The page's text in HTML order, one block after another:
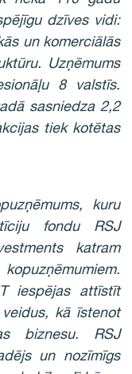
dzīves vidi:
un komerciālās
Uzņēmums
8 valstīs.
sasniedza 2,2
tiek kotētas
kuru
fondu RSJ
katram
iespējas attīstīt
kā īstenot
biznesu. RSJ
un nozīmīgs